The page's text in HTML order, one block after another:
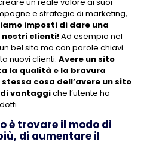
e strategie di marketing,
imposti di dare una
clienti!Ad esempio nel
bel sito ma con parole chiavi
nuovi clienti. Avere un sito
la qualità e la bravura
stessa cosa dell’avere un sito
vantaggiche l’utente ha
è trovare il modo di
di aumentare il